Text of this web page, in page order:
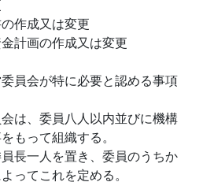
作成又は変更
計画の作成又は変更
員会が特に必要と認める事項
は、委員八人以内並びに機構
もって組織する。
長一人を置き、委員のうちか
ってこれを定める。